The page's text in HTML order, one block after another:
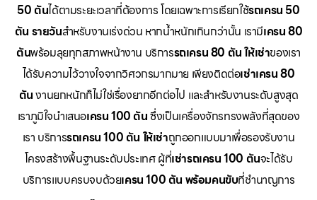
50 ตันได้ตามระยะเวลาที่ต้องการ โดยเฉพาะการเรียกใช้รถเครน 50
ตัน รายวันสำหรับงานเร่งด่วน หากน้ำหนักเกินกว่านั้น เรามีเครน 80
ตันพร้อมลุยทุกสภาพหน้างาน บริการรถเครน 80 ตัน ให้เช่าของเรา
ได้รับความไว้วางใจจากวิศวกรมากมาย เพียงติดต่อเช่าเครน 80
ตันงานยกหนักก็ไม่ใช่เรื่องยากอีกต่อไป และสำหรับงานระดับสูงสุด
เราภูมิใจนำเสนอเครน 100 ตันซึ่งเป็นเครื่องจักรทรงพลังที่สุดของ
เรา บริการรถเครน 100 ตัน ให้เช่าถูกออกแบบมาเพื่อรองรับงาน
โครงสร้างพื้นฐานระดับประเทศ ผู้ที่เช่ารถเครน 100 ตันจะได้รับ
บริการแบบครบจบด้วยเครน 100 ตัน พร้อมคนขับที่ชำนาญการ